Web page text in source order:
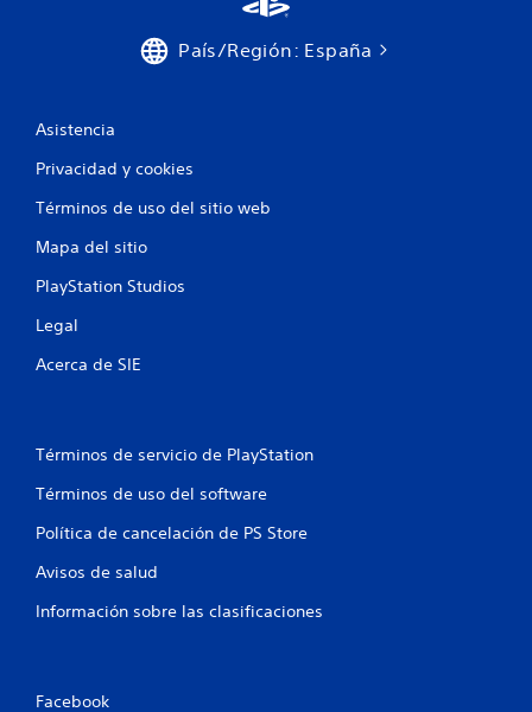
País/Región: España
Asistencia
Privacidad y cookies
Términos de uso del sitio web
Mapa del sitio
PlayStation Studios
Legal
Acerca de SIE
Términos de servicio de PlayStation
Términos de uso del software
Política de cancelación de PS Store
Avisos de salud
Información sobre las clasificaciones
Facebook